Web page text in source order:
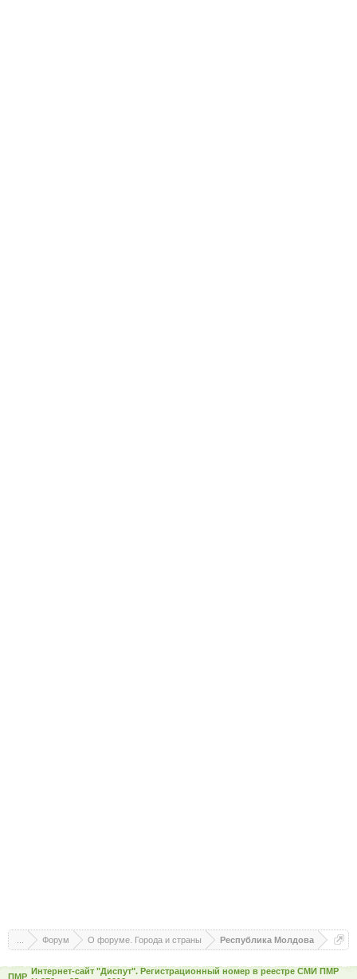
Форум О форуме. Города и страны Республика Молдова
ПМР
Интернет-сайт "Диспут". Регистрационный номер в реестре СМИ ПМР